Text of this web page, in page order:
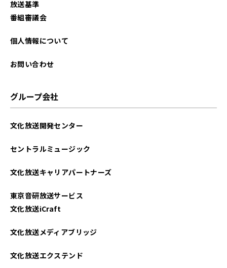
放送基準
番組審議会
個人情報について
お問い合わせ
グループ会社
文化放送開発センター
セントラルミュージック
文化放送キャリアパートナーズ
東京音研放送サービス
文化放送iCraft
文化放送メディアブリッジ
文化放送エクステンド